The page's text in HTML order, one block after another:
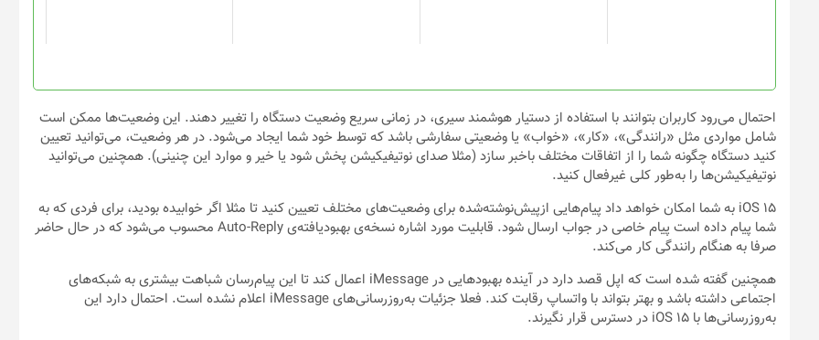
احتمال می‌رود کاربران بتوانند با استفاده از دستیار هوشمند سیری، در زمانی سریع وضعیت دستگاه را تغییر دهند. این وضعیت‌ها ممکن است
شامل مواردی مثل «رانندگی»، «کار»، «خواب» یا وضعیتی سفارشی باشد که توسط خود شما ایجاد می‌شود. در هر وضعیت، می‌توانید تعیین
کنید دستگاه چگونه شما را از اتفاقات مختلف باخبر سازد (مثلا صدای نوتیفیکیشن پخش شود یا خیر و موارد این چنینی). همچنین می‌توانید
نوتیفیکیشن‌ها را به‌طور کلی غیرفعال کنید.
iOS 15 به شما امکان خواهد داد پیام‌هایی ازپیش‌نوشته‌شده برای وضعیت‌های مختلف تعیین کنید تا مثلا اگر خوابیده بودید، برای فردی که به
شما پیام داده است پیام خاصی در جواب ارسال شود. قابلیت مورد اشاره نسخه‌ی بهبودیافته‌ی Auto-Reply محسوب می‌شود که در حال حاضر
صرفا به هنگام رانندگی کار می‌کند.
همچنین گفته شده است که اپل قصد دارد در آینده بهبودهایی در iMessage اعمال کند تا این پیام‌رسان شباهت بیشتری به شبکه‌های
اجتماعی داشته باشد و بهتر بتواند با واتساپ رقابت کند. فعلا جزئیات به‌روزرسانی‌های iMessage اعلام نشده است. احتمال دارد این
به‌روزرسانی‌ها با iOS 15 در دسترس قرار نگیرند.